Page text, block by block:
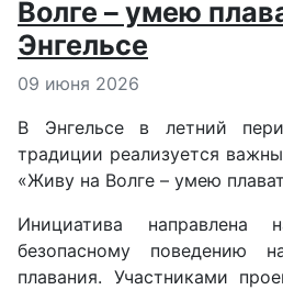
Волге – умею
Энгельсе
Информация о материале
09 июня 2026
В Энгельсе в летний
традиции реализуется
«Живу на Волге – умею
Инициатива направлена
безопасному поведению
плавания. Участниками